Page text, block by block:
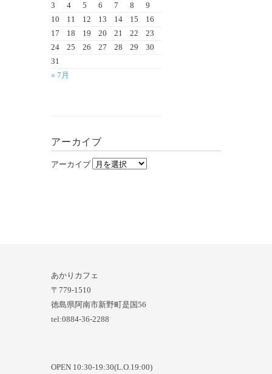
« 7月
3
4 5 6 7 8
9
10
11 12 13 14 15
16
17
18 19 20 21 22
23
24
25 26 27 28 29
30
31
アーカイブ
アーカイブ
あかりカフェ
〒779-1510
徳島県阿南市新野町是国56
tel:0884-36-2288
OPEN 10:30-19:30(L.O.19:00)